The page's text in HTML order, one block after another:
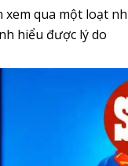
xem qua một loạt
hiểu được lý do